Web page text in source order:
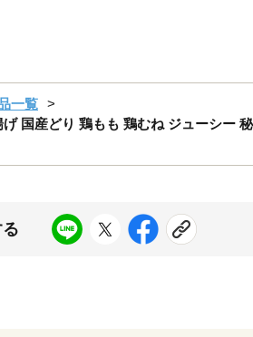
一覧
国産どり 鶏もも 鶏むね ジューシー